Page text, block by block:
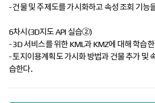
- 건물 및 주제도를 가시화하고 속성 조회 기능
6차시(3D지도 API 실습②)
- 3D 서비스를 위한 KML과 KMZ에 대해 학습
- 토지이용계획도 가시화 방법과 건물 추가 및
습한다.